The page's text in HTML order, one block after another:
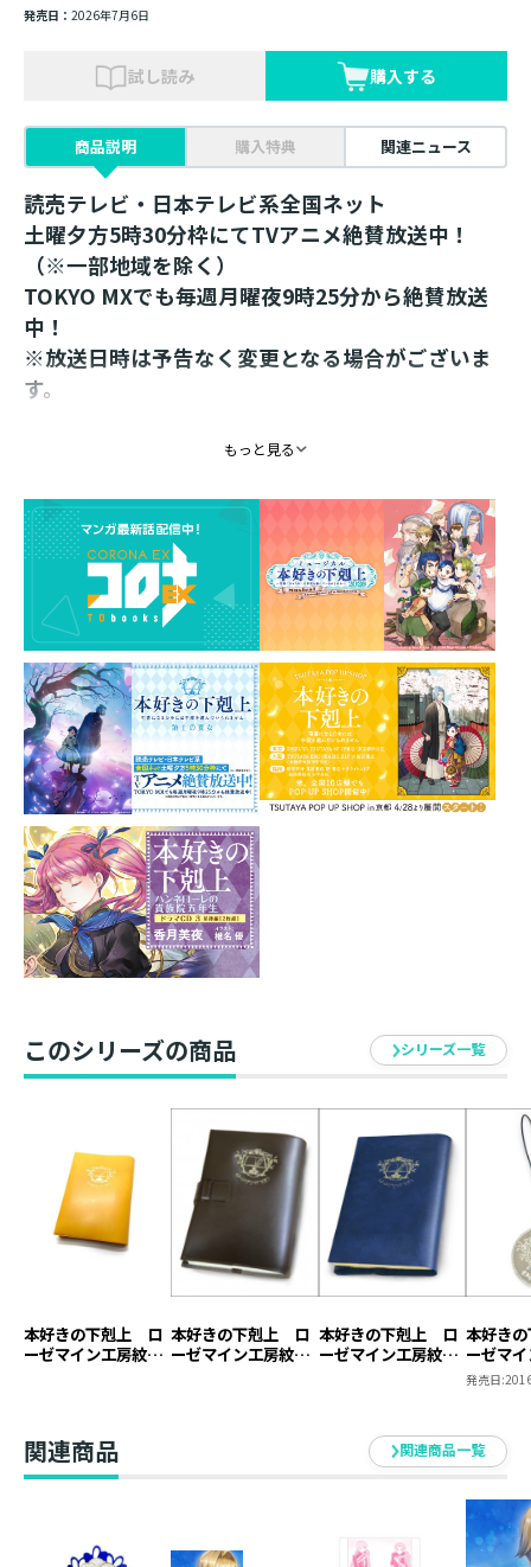
発売日： 2026年7月6日
試し読み 購入する
商品説明 購入特典 関連ニュース
読売テレビ・日本テレビ系全国ネット
土曜夕方5時30分枠にてTVアニメ絶賛放送中！
（※一部地域を除く）
TOKYO MXでも毎週月曜夜9時25分から絶賛放送
中！
※放送日時は予告なく変更となる場合がございま
す。
椎名優先生描き下ろし！
着物を身にまとったローゼマインのアクリルスタンドで
す。
和の雰囲気満載の2人を手軽に飾ってお楽しみください！
素材：アクリル
サイズ：約95mm（全長）
イラスト：椎名優
発売元：TOブックス
もっと見る
このシリーズの商品 シリーズ一覧
本好きの下剋上 ロ
ーゼマイン工房紋章
本好きの下剋上 ロ
ーゼマイン工房紋章
本好きの下剋上 ロ
ーゼマイン工房紋章
本好き
ーゼマ
キーホ
発売日:
関連商品 関連商品一覧